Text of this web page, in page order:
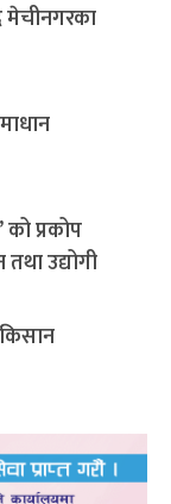
मेचीनगरका
प्रकोप
उद्योगी
किसान